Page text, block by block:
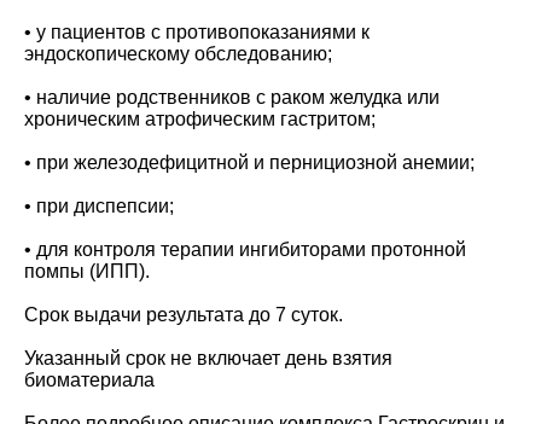
• у пациентов с противопоказаниями к
эндоскопическому обследованию;
• наличие родственников с раком желудка или
хроническим атрофическим гастритом;
• при железодефицитной и пернициозной анемии;
• при диспепсии;
• для контроля терапии ингибиторами протонной
помпы (ИПП).
Срок выдачи результата до 7 суток.
Указанный срок не включает день взятия
биоматериала